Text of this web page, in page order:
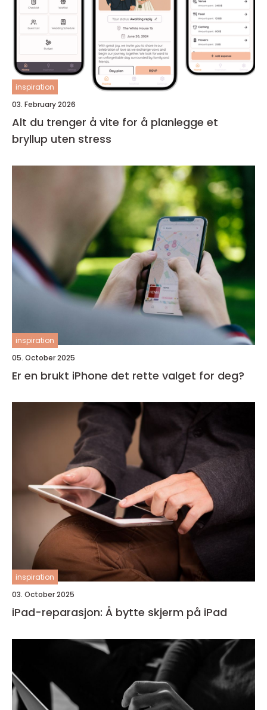
inspiration
03. February 2026
Alt du trenger å vite for å planlegge et
bryllup uten stress
inspiration
05. October 2025
Er en brukt iPhone det rette valget for deg?
inspiration
03. October 2025
iPad-reparasjon: Å bytte skjerm på iPad